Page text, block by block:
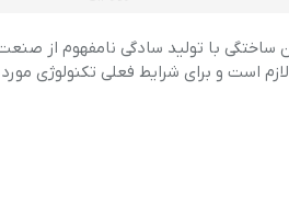
ساختگی با تولید سادگی نامفهوم از
است و برای شرایط فعلی تکنولوژی